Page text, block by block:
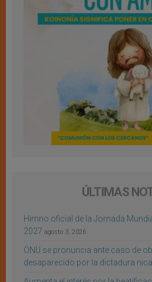
ÚLTIMAS
Himno oficial de la Jornada
2027 agosto 3, 2026
ONU se pronuncia ante caso de
desaparecido por la dictadura